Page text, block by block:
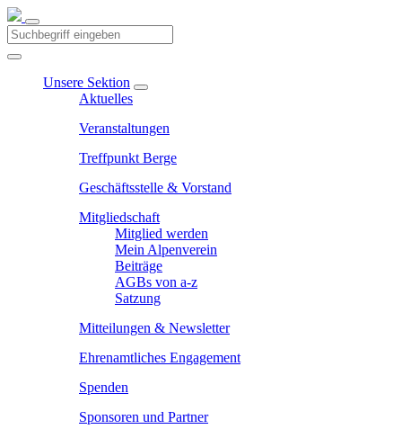
Unsere Sektion
Aktuelles
Veranstaltungen
Treffpunkt Berge
Geschäftsstelle & Vorstand
Mitgliedschaft
Mitglied werden
Mein Alpenverein
Beiträge
AGBs von a-z
Satzung
Mitteilungen & Newsletter
Ehrenamtliches Engagement
Spenden
Sponsoren und Partner